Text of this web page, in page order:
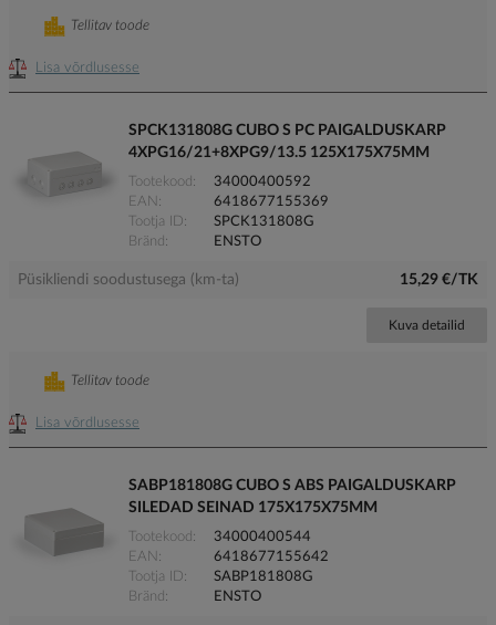
Lisa võrdlusesse
Tellitav toode
SPCK131808G CUBO S PC PAIGALDUSKARP
4XPG16/21+8XPG9/13.5 125X175X75MM
Tootekood
34000400592
EAN
6418677155369
Tootja ID
SPCK131808G
Bränd
ENSTO
Püsikliendi soodustusega (km-ta) 15,29 €/TK
Kuva detailid
Lisa võrdlusesse
Tellitav toode
SABP181808G CUBO S ABS PAIGALDUSKARP
SILEDAD SEINAD 175X175X75MM
Tootekood
34000400544
EAN
6418677155642
Tootja ID
SABP181808G
Bränd
ENSTO